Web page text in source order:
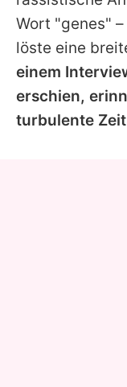
Wort "genes"
löste eine
einem
erschien,
turbulente